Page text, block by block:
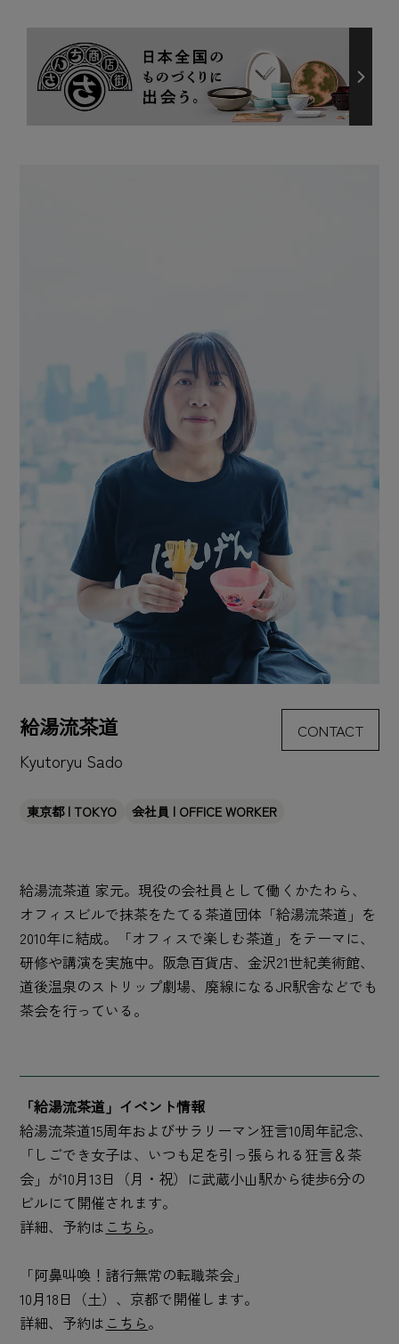
給湯流茶道
Kyutoryu Sado
東京都 | TOKYO 会社員 | OFFICE WORKER
給湯流茶道 家元。現役の会社員として働くかたわら、
オフィスビルで抹茶をたてる茶道団体「給湯流茶道」を
2010年に結成。「オフィスで楽しむ茶道」をテーマに、
研修や講演を実施中。阪急百貨店、金沢21世紀美術館、
道後温泉のストリップ劇場、廃線になるJR駅舎などでも
茶会を行っている。
「給湯流茶道」イベント情報
給湯流茶道15周年およびサラリーマン狂言10周年記念、
「しごでき女子は、いつも足を引っ張られる狂言＆茶
会」が10月13日（月・祝）に武蔵小山駅から徒歩6分の
ビルにて開催されます。
詳細、予約は こちら。
「阿鼻叫喚！諸行無常の転職茶会」
10月18日（土）、京都で開催します。
詳細、予約は こちら。
CONTACT